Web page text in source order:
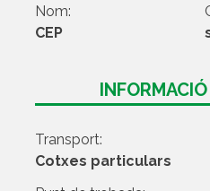
Nom:
CEP
Transport:
Cotxes particulars